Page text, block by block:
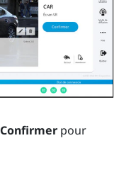
Confirmerpour